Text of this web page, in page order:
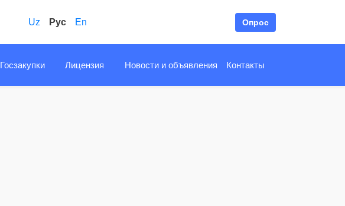
Uz Рус En Опрос
Госзакупки Лицензия Новости и объявления Контакты